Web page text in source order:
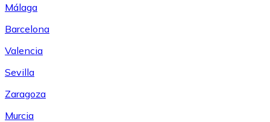
Málaga
Barcelona
Valencia
Sevilla
Zaragoza
Murcia